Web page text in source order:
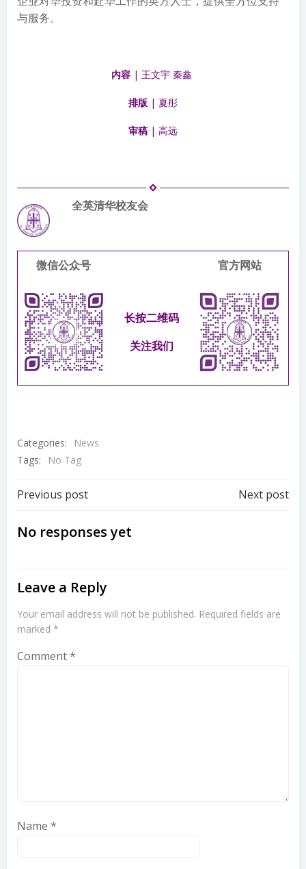
与服务。
内容 | 王文宇 秦鑫
排版 | 夏彤
审稿 | 高远
全英清华校友会
微信公众号
长按二维码
关注我们
官方网站
Categories:
News
Tags:
No Tag
Post
navigation
Previous post Next post
No responses yet
Leave a Reply
Your email address will not be published. Required fields are
marked *
Comment*
Name *